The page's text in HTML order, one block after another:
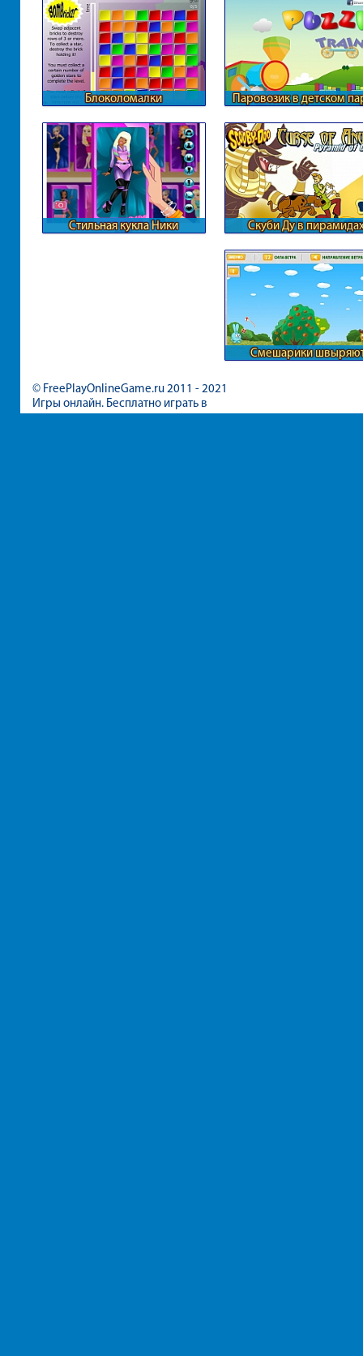
Блоколомалки Паровозик в детском
Стильная кукла Ники Скуби Ду в
Смешарики
© FreePlayOnlineGame.ru 2011 - 2021
Игры онлайн. Бесплатно играть в
игры для девочек и мальчиков